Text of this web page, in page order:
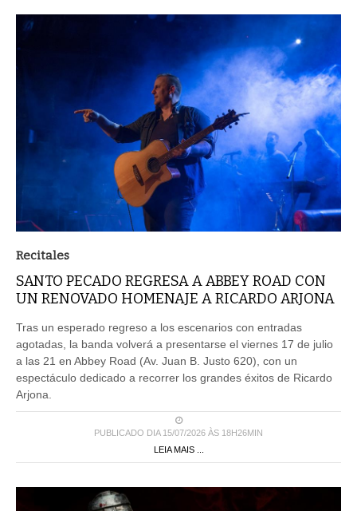
Recitales
SANTO PECADO REGRESA A ABBEY ROAD CON
UN RENOVADO HOMENAJE A RICARDO ARJONA
Tras un esperado regreso a los escenarios con entradas
agotadas, la banda volverá a presentarse el viernes 17 de julio
a las 21 en Abbey Road (Av. Juan B. Justo 620), con un
espectáculo dedicado a recorrer los grandes éxitos de Ricardo
Arjona.
PUBLICADO DIA 15/07/2026 ÀS 18H26MIN
LEIA MAIS ...